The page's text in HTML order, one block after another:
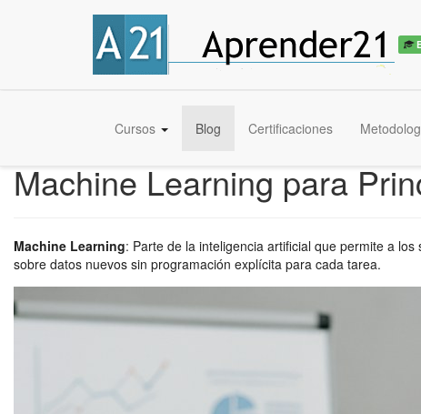
Cursos Blog Certificaciones
Machine Learning para
Machine Learning: Parte de la inteligencia artificial que permite a
sobre datos nuevos sin programación explícita para cada tarea.